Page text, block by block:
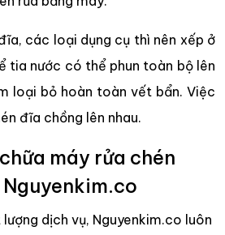
các loại dụng cụ thì nên xếp ở
tia nước có thể phun toàn bộ lên
loại bỏ hoàn toàn vết bẩn. Việc
đĩa chồng lên nhau.
máy rửa chén
dịch vụ, Nguyenkim.co luôn